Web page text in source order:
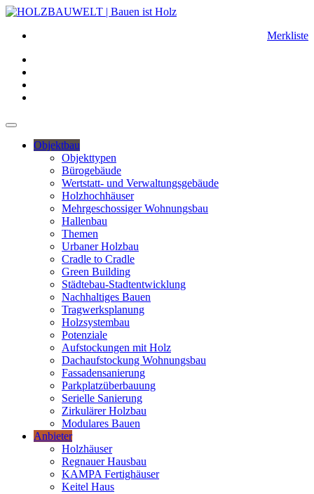
Merkliste
Objektbau
Objekttypen
Bürogebäude
Wertstatt- und Verwaltungsgebäude
Holzhochhäuser
Mehrgeschossiger Wohnungsbau
Hallenbau
Themen
Urbaner Holzbau
Cradle to Cradle
Green Building
Städtebau-Stadtentwicklung
Nachhaltiges Bauen
Tragwerksplanung
Holzsystembau
Potenziale
Aufstockungen mit Holz
Dachaufstockung Wohnungsbau
Fassadensanierung
Parkplatzüberbauung
Serielle Sanierung
Zirkulärer Holzbau
Modulares Bauen
Anbieter
Holzhäuser
Regnauer Hausbau
KAMPA Fertighäuser
Keitel Haus